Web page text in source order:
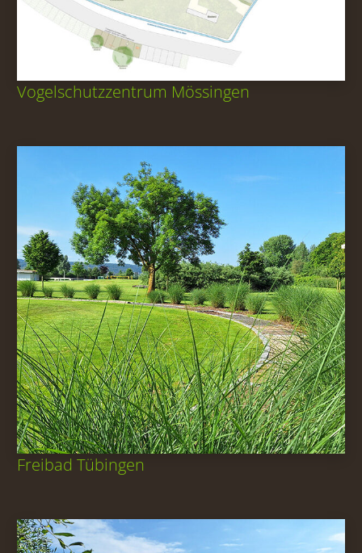
Vogelschutzzentrum Mössingen
Freibad Tübingen